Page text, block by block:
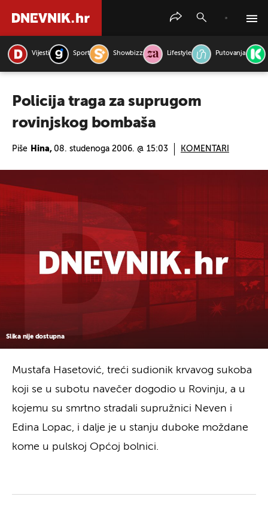
Vijesti Sport Showbizz Lifestyle Putovanja
Policija traga za suprugom
rovinjskog bombaša
Piše Hina, 08. studenoga 2006. @ 15:03 KOMENTARI
Slika nije dostupna
Mustafa Hasetović, treći sudionik krvavog sukoba
koji se u subotu navečer dogodio u Rovinju, a u
kojemu su smrtno stradali supružnici Neven i
Edina Lopac, i dalje je u stanju duboke moždane
kome u pulskoj Općoj bolnici.
PRETRAŽITE VIJESTI